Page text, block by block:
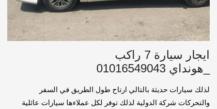
ايجار سيارة 7 راكب
_هونداي 01016549043
لذلك سيارات حديثة بالتالي ارتاح طول الطريق في السفر
والتحركات شركة الدولية لذلك توفر لكل عملاءها سيارات عائلية